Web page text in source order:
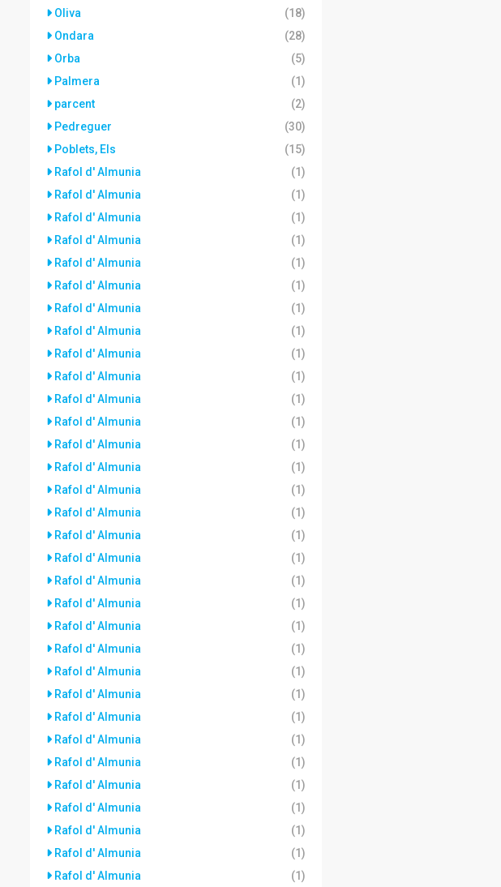
Oliva
(18)
Ondara
(28)
Orba
(5)
Palmera
(1)
parcent
(2)
Pedreguer
(30)
Poblets, Els
(15)
Rafol d' Almunia
(1)
Rafol d' Almunia
(1)
Rafol d' Almunia
(1)
Rafol d' Almunia
(1)
Rafol d' Almunia
(1)
Rafol d' Almunia
(1)
Rafol d' Almunia
(1)
Rafol d' Almunia
(1)
Rafol d' Almunia
(1)
Rafol d' Almunia
(1)
Rafol d' Almunia
(1)
Rafol d' Almunia
(1)
Rafol d' Almunia
(1)
Rafol d' Almunia
(1)
Rafol d' Almunia
(1)
Rafol d' Almunia
(1)
Rafol d' Almunia
(1)
Rafol d' Almunia
(1)
Rafol d' Almunia
(1)
Rafol d' Almunia
(1)
Rafol d' Almunia
(1)
Rafol d' Almunia
(1)
Rafol d' Almunia
(1)
Rafol d' Almunia
(1)
Rafol d' Almunia
(1)
Rafol d' Almunia
(1)
Rafol d' Almunia
(1)
Rafol d' Almunia
(1)
Rafol d' Almunia
(1)
Rafol d' Almunia
(1)
Rafol d' Almunia
(1)
Rafol d' Almunia
(1)